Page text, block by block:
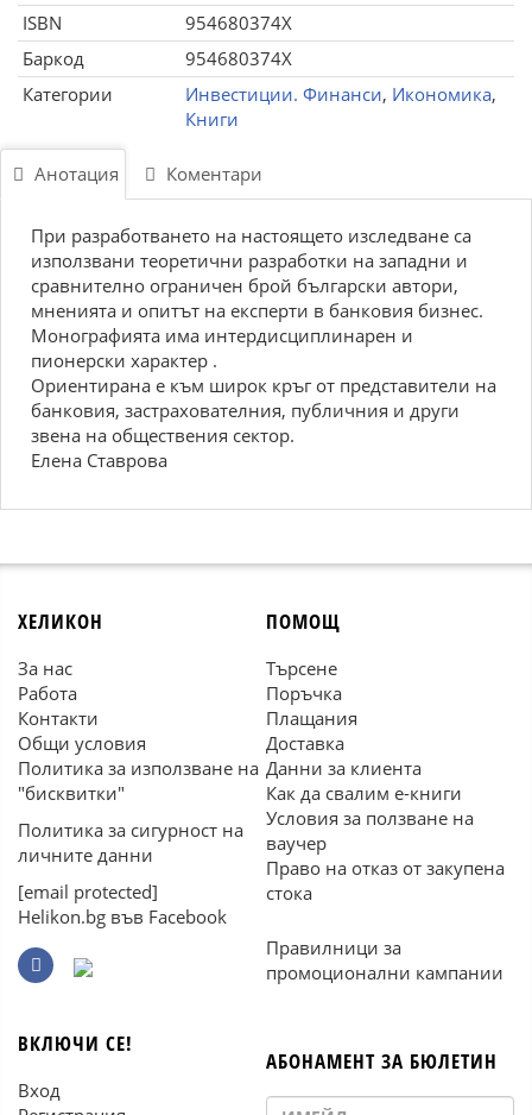
ISBN
954680374X
Баркод
954680374X
Категории
Инвестиции. Финанси, Икономика,
Книги
Анотация Коментари
При разработването на настоящето изследване са
използвани теоретични разработки на западни и
сравнително ограничен брой български автори,
мненията и опитът на експерти в банковия бизнес.
Монографията има интердисциплинарен и
пионерски характер .
Ориентирана е към широк кръг от представители на
банковия, застрахователния, публичния и други
звена на обществения сектор.
Елена Ставрова
ХЕЛИКОН
За нас
Работа
Контакти
Общи условия
Политика за използване на
"бисквитки"
Политика за сигурност на
личните данни
[email protected]
Helikon.bg във Facebook
ПОМОЩ
Търсене
Поръчка
Плащания
Доставка
Данни за клиента
Как да свалим е-книги
Условия за ползване на
ваучер
Право на отказ от закупена
стока
Правилници за
промоционални кампании
ВКЛЮЧИ СЕ!
Вход
АБОНАМЕНТ ЗА БЮЛЕТИН